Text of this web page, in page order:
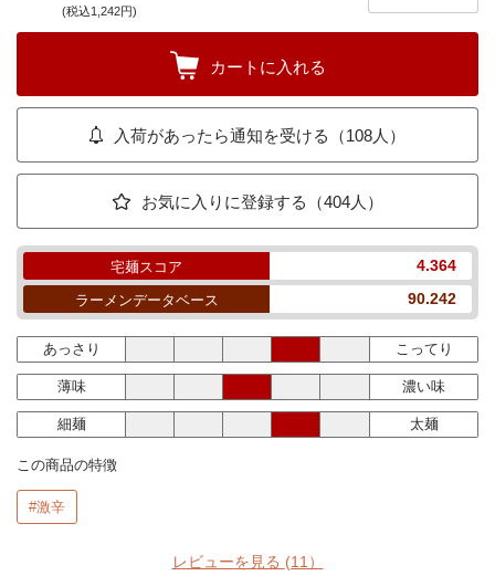
(税込1,242円)
カートに入れる
入荷があったら通知を受ける（108人）
お気に入りに登録する（404人）
宅麺スコア 4.364
ラーメンデータベース 90.242
あっさり こってり
薄味 濃い味
細麺 太麺
この商品の特徴
#激辛
レビューを見る (11）